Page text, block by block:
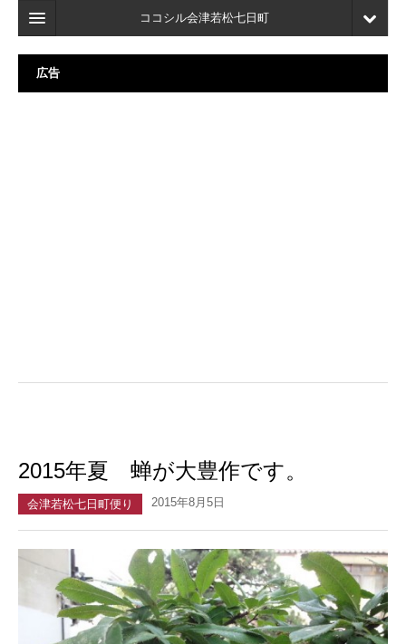
ココシル会津若松七日町
ホーム
検索
広告
2015年夏 蝉が大豊作です。
会津若松七日町便り 2015年8月5日